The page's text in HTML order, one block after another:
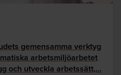
gemensamma verktyg
arbetsmiljöarbetet
och utveckla arbetssätt,…